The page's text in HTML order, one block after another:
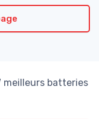
meilleurs batteries